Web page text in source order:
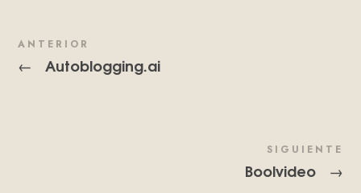
ANTERIOR
← Autoblogging.ai
SIGUIENTE
Boolvideo →